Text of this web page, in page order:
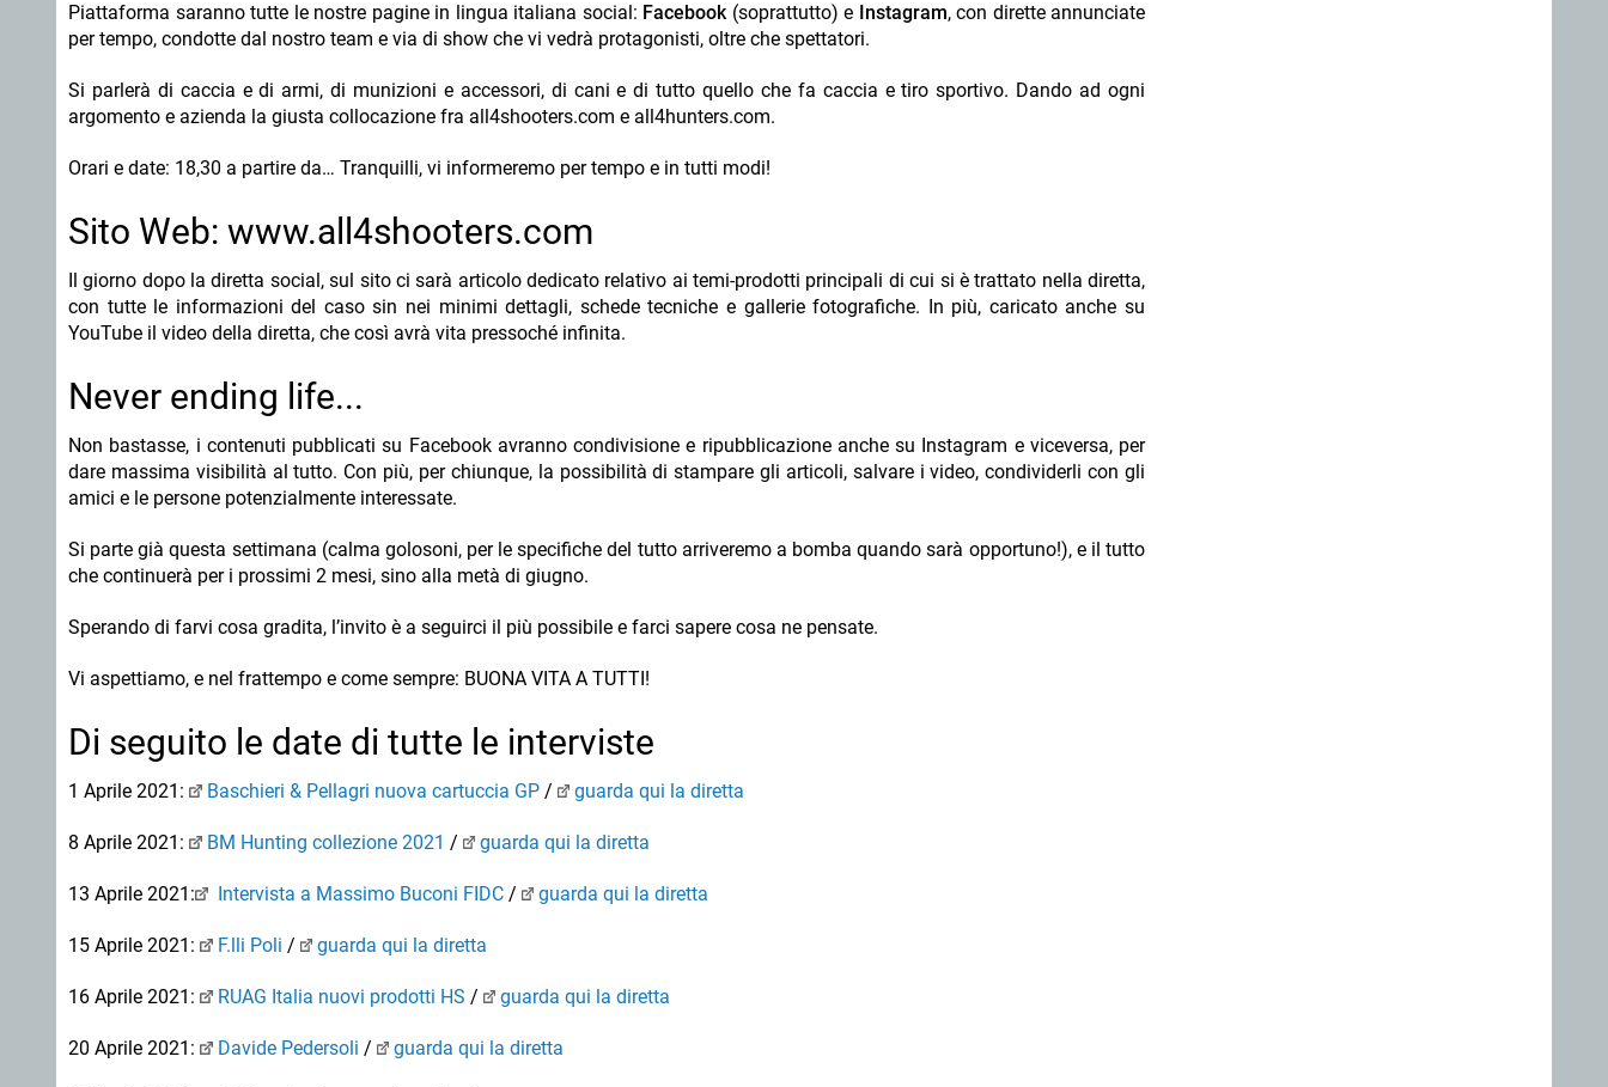
Piattaforma saranno tutte le nostre pagine in lingua italiana social: Facebook(soprattutto) e Instagram, con dirette annunciate
per tempo, condotte dal nostro team e via di show che vi vedrà protagonisti, oltre che spettatori.
Si parlerà di caccia e di armi, di munizioni e accessori, di cani e di tutto quello che fa caccia e tiro sportivo. Dando ad ogni
argomento e azienda la giusta collocazione fra all4shooters.com e all4hunters.com.
Orari e date: 18,30 a partire da… Tranquilli, vi informeremo per tempo e in tutti modi!
Sito Web: www.all4shooters.com
Il giorno dopo la diretta social, sul sito ci sarà articolo dedicato relativo ai temi-prodotti principali di cui si è trattato nella diretta,
con tutte le informazioni del caso sin nei minimi dettagli, schede tecniche e gallerie fotografiche. In più, caricato anche su
YouTube il video della diretta, che così avrà vita pressoché infinita.
Never ending life...
Non bastasse, i contenuti pubblicati su Facebook avranno condivisione e ripubblicazione anche su Instagram e viceversa, per
dare massima visibilità al tutto. Con più, per chiunque, la possibilità di stampare gli articoli, salvare i video, condividerli con gli
amici e le persone potenzialmente interessate.
Si parte già questa settimana (calma golosoni, per le specifiche del tutto arriveremo a bomba quando sarà opportuno!), e il tutto
che continuerà per i prossimi 2 mesi, sino alla metà di giugno.
Sperando di farvi cosa gradita, l’invito è a seguirci il più possibile e farci sapere cosa ne pensate.
Vi aspettiamo, e nel frattempo e come sempre: BUONA VITA A TUTTI!
Di seguito le date di tutte le interviste
1 Aprile 2021: Baschieri & Pellagri nuova cartuccia GP/ guarda qui la diretta
8 Aprile 2021: BM Hunting collezione 2021 / guarda qui la diretta
13 Aprile 2021: Intervista a Massimo Buconi FIDC/ guarda qui la diretta
15 Aprile 2021: F.lli Poli / guarda qui la diretta
16 Aprile 2021: RUAG Italia nuovi prodotti HS / guarda qui la diretta
20 Aprile 2021: Davide Pedersoli / guarda qui la diretta